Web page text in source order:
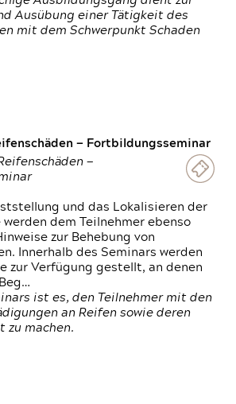
Ausübung einer Tätigkeit des
mit dem Schwerpunkt Schaden
— Fortbildungsseminar
—
und das Lokalisieren der
werden dem Teilnehmer ebenso
zur Behebung von
Innerhalb des Seminars werden
zur Verfügung gestellt, an denen
ist es, den Teilnehmer mit den
an Reifen sowie deren
zu machen.